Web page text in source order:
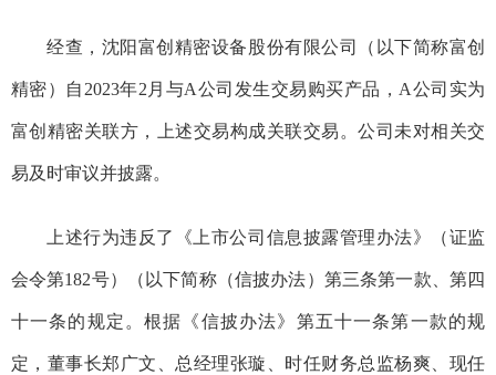
经查， 沈阳富创精密设备股份有限公司（以下简称富创
精密）自2023年2月与A公司发生交易购买产品，A公司实为
富创精密关联方，上述交易构成关联交易。公司未对相关交
易及时审议并披露。
上述行为违反了《上市公司信息披露管理办法》 （证监
会令第182号）（以下简称（信披办法）第三条第一款、第四
十一条的规定。根据《信披办法》第五十一条第一款的规
定， 董事长郑广文、总经理张璇、时任财务总监杨爽、现任